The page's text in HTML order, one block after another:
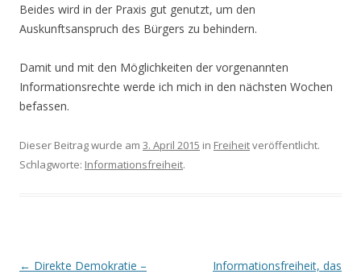
Beides wird in der Praxis gut genutzt, um den
Auskunftsanspruch des Bürgers zu behindern.
Damit und mit den Möglichkeiten der vorgenannten
Informationsrechte werde ich mich in den nächsten Wochen
befassen.
Dieser Beitrag wurde am 3. April 2015 in Freiheitveröffentlicht.
Schlagworte: Informationsfreiheit.
Beitrags-
← Direkte Demokratie –
Informationsfreiheit, das